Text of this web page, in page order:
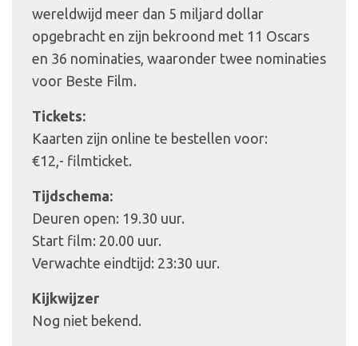
wereldwijd meer dan 5 miljard dollar
opgebracht en zijn bekroond met 11 Oscars
en 36 nominaties, waaronder twee nominaties
voor Beste Film.
Tickets:
Kaarten zijn online te bestellen voor:
€12,- filmticket.
Tijdschema:
Deuren open: 19.30 uur.
Start film: 20.00 uur.
Verwachte eindtijd: 23:30 uur.
Kijkwijzer
Nog niet bekend.